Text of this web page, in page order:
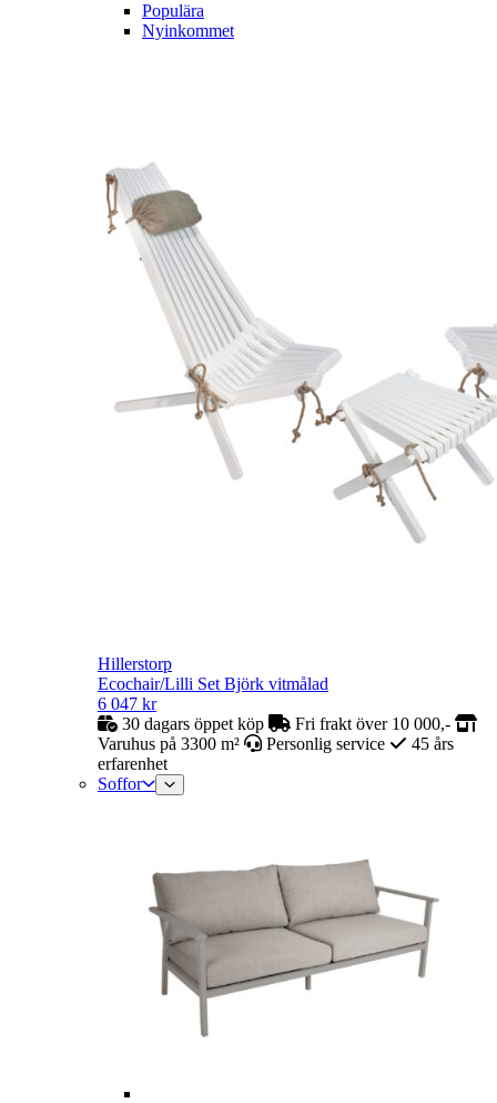
Populära
Nyinkommet
Hillerstorp
Ecochair/Lilli Set Björk vitmålad
6 047 kr
30 dagars öppet köp
Fri frakt över 10 000,-
Varuhus på 3300 m²
Personlig service
45 års
erfarenhet
Soffor